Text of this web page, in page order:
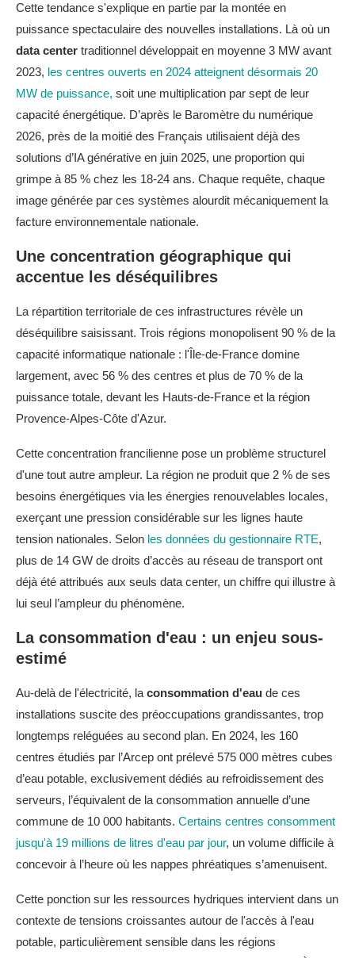
Cette tendance s'explique en partie par la montée en
puissance spectaculaire des nouvelles installations. Là où un
data center traditionnel développait en moyenne 3 MW avant
2023, les centres ouverts en 2024 atteignent désormais 20
MW de puissance, soit une multiplication par sept de leur
capacité énergétique. D’après le Baromètre du numérique
2026, près de la moitié des Français utilisaient déjà des
solutions d’IA générative en juin 2025, une proportion qui
grimpe à 85 % chez les 18-24 ans. Chaque requête, chaque
image générée par ces systèmes alourdit mécaniquement la
facture environnementale nationale.
Une concentration géographique qui
accentue les déséquilibres
La répartition territoriale de ces infrastructures révèle un
déséquilibre saisissant. Trois régions monopolisent 90 % de la
capacité informatique nationale : l'Île-de-France domine
largement, avec 56 % des centres et plus de 70 % de la
puissance totale, devant les Hauts-de-France et la région
Provence-Alpes-Côte d'Azur.
Cette concentration francilienne pose un problème structurel
d'une tout autre ampleur. La région ne produit que 2 % de ses
besoins énergétiques via les énergies renouvelables locales,
exerçant une pression considérable sur les lignes haute
tension nationales. Selon les données du gestionnaire RTE,
plus de 14 GW de droits d’accès au réseau de transport ont
déjà été attribués aux seuls data center, un chiffre qui illustre à
lui seul l’ampleur du phénomène.
La consommation d'eau : un enjeu sous-
estimé
Au-delà de l'électricité, la consommation d'eau de ces
installations suscite des préoccupations grandissantes, trop
longtemps reléguées au second plan. En 2024, les 160
centres étudiés par l’Arcep ont prélevé 575 000 mètres cubes
d’eau potable, exclusivement dédiés au refroidissement des
serveurs, l’équivalent de la consommation annuelle d’une
commune de 10 000 habitants. Certains centres consomment
jusqu'à 19 millions de litres d'eau par jour, un volume difficile à
concevoir à l’heure où les nappes phréatiques s’amenuisent.
Cette ponction sur les ressources hydriques intervient dans un
contexte de tensions croissantes autour de l'accès à l'eau
potable, particulièrement sensible dans les régions